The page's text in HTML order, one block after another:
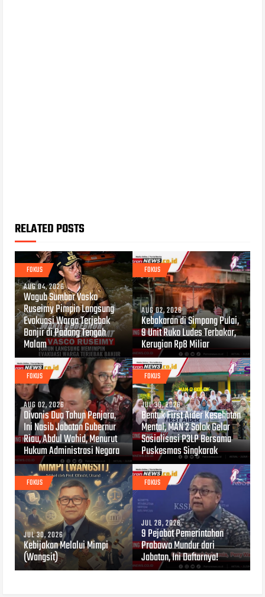
RELATED POSTS
FOKUS
AUG 04, 2026
Wagub Sumbar Vasko
Ruseimy Pimpin Langsung
Evakuasi Warga Terjebak
Banjir di Padang Tengah
Malam
FOKUS
AUG 02, 2026
Kebakaran di Simpang Pulai,
9 Unit Ruko Ludes Terbakar,
Kerugian Rp8 Miliar
FOKUS
AUG 02, 2026
Divonis Dua Tahun Penjara,
Ini Nasib Jabatan Gubernur
Riau, Abdul Wahid, Menurut
Hukum Administrasi Negara
FOKUS
JUL 30, 2026
Bentuk First Aider Kesehatan
Mental, MAN 2 Solok Gelar
Sosialisasi P3LP Bersama
Puskesmas Singkarak
FOKUS
JUL 30, 2026
Kebijakan Melalui Mimpi
(Wangsit)
FOKUS
JUL 28, 2026
9 Pejabat Pemerintahan
Prabowo Mundur dari
Jabatan, Ini Daftarnya!